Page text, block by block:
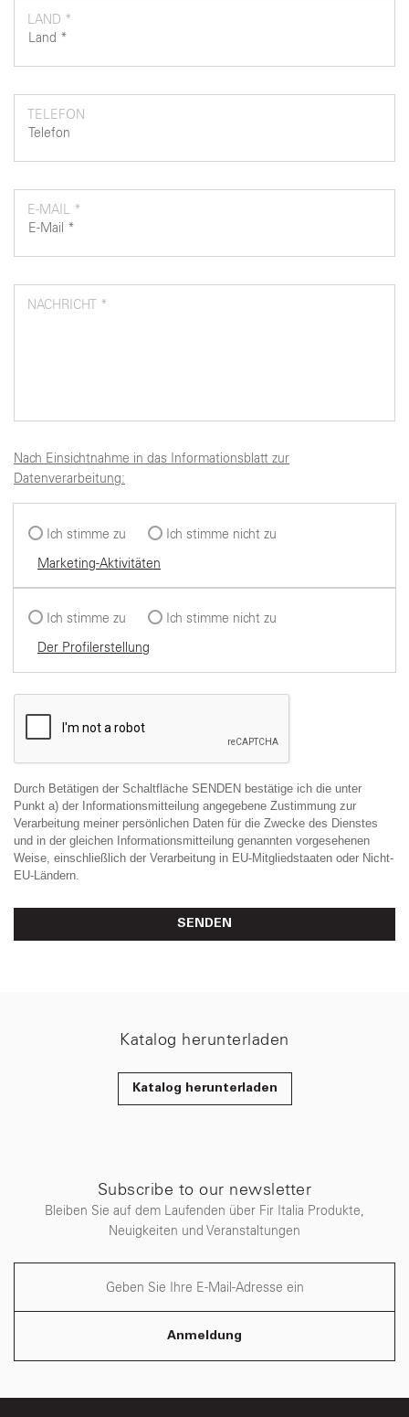
LAND *
TELEFON
E-MAIL *
NACHRICHT *
Nach Einsichtnahme in das Informationsblatt zur
Datenverarbeitung:
Ich stimme zu
Ich stimme nicht zu
Marketing-Aktivitäten
Ich stimme zu
Ich stimme nicht zu
Der Profilerstellung
Durch Betätigen der Schaltfläche SENDEN bestätige ich die unter
Punkt a) der Informationsmitteilung angegebene Zustimmung zur
Verarbeitung meiner persönlichen Daten für die Zwecke des Dienstes
und in der gleichen Informationsmitteilung genannten vorgesehenen
Weise, einschließlich der Verarbeitung in EU-Mitgliedstaaten oder Nicht-
EU-Ländern.
SENDEN
Katalog herunterladen
Katalog herunterladen
Subscribe to our newsletter
Bleiben Sie auf dem Laufenden über Fir Italia Produkte,
Neuigkeiten und Veranstaltungen
Anmeldung